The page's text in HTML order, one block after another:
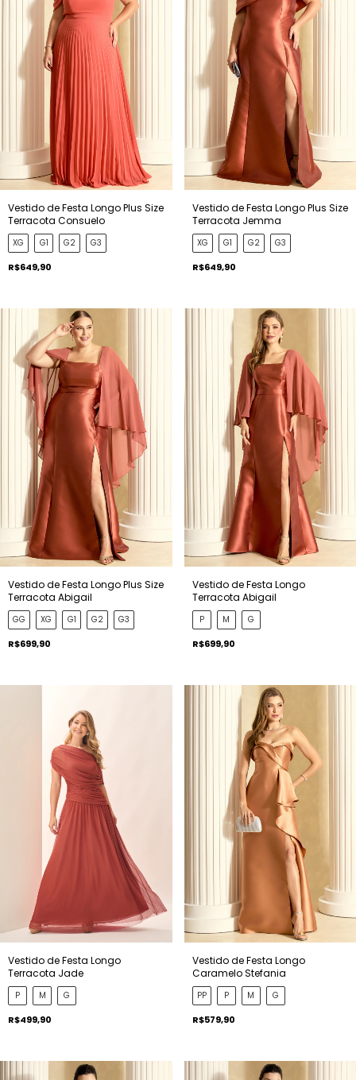
Vestido de Festa Longo Plus Size
Terracota Consuelo
XG G1 G2 G3
R$649,90
Vestido de Festa Longo Plus Size
Terracota Jemma
XG G1 G2 G3
R$649,90
Vestido de Festa Longo Plus Size
Terracota Abigail
GG XG G1 G2 G3
R$699,90
Vestido de Festa Longo
Terracota Abigail
P M G
R$699,90
Vestido de Festa Longo
Terracota Jade
P M G
R$499,90
Vestido de Festa Longo
Caramelo Stefania
PP P M G
R$579,90